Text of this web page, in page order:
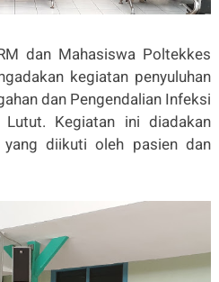
dan Mahasiswa Poltekkes
kegiatan penyuluhan
dan Pengendalian Infeksi
Kegiatan ini diadakan
diikuti oleh pasien dan